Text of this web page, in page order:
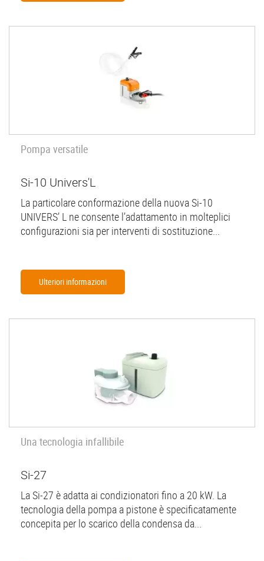
Pompa versatile
Si-10 Univers'L
La particolare conformazione della nuova Si-10
UNIVERS’ L ne consente l’adattamento in molteplici
configurazioni sia per interventi di sostituzione...
Ulteriori informazioni
Una tecnologia infallibile
Si-27
La Si-27 è adatta ai condizionatori fino a 20 kW. La
tecnologia della pompa a pistone è specificatamente
concepita per lo scarico della condensa da...